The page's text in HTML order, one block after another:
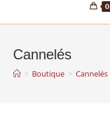
0
Cannelés
> Boutique > Cannelés